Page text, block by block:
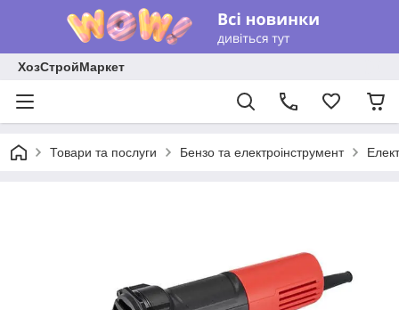
ХозСтройМаркет
Товари та послуги Бензо та електроінструмент